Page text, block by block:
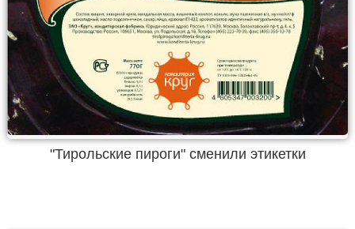
"Тирольские пироги" сменили этикетки